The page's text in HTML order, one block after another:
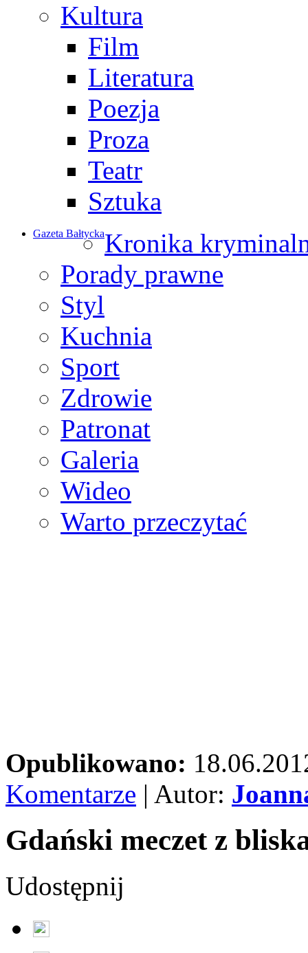
Kultura
Film
Literatura
Poezja
Proza
Teatr
Sztuka
Gazeta BałtyckaKronika
Porady prawne
Styl
Kuchnia
Sport
Zdrowie
Patronat
Galeria
Wideo
Warto przeczytać
Opublikowano:
Komentarze | Autor:
Gdański meczet z
Udostępnij